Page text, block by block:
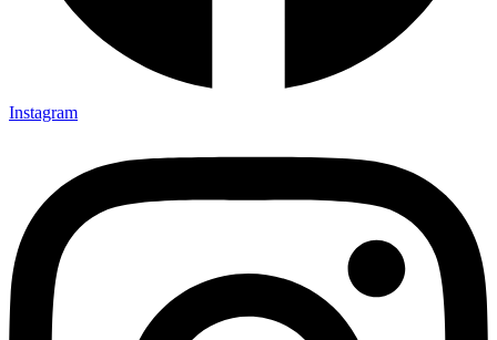
Instagram